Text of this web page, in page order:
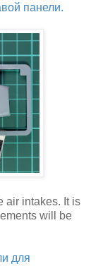
панели.
air intakes. It is
will be
для